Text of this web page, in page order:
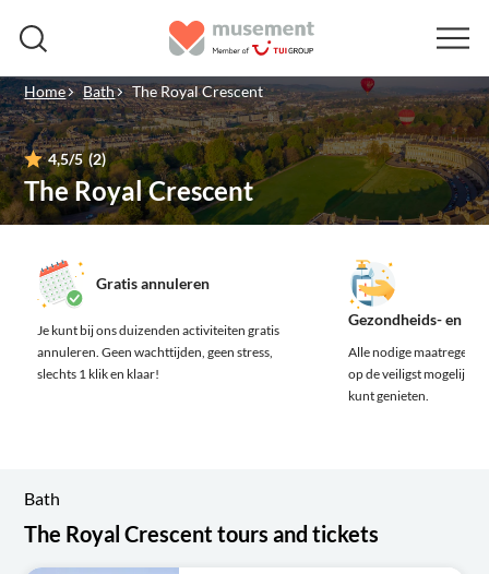
Home Bath The Royal Crescent
4,5/5 (2)
The Royal Crescent
Gratis annuleren
Je kunt bij ons duizenden activiteiten gratis
annuleren. Geen wachttijden, geen stress,
slechts 1 klik en klaar!
Gezondheids- en
Alle nodige
op de veiligst mogelijke
kunt genieten.
Bath
The Royal Crescent tours and tickets